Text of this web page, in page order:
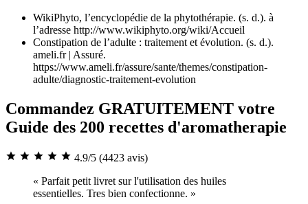
WikiPhyto, l’encyclopédie de la phytothérapie. (s. d.). à
l’adresse http://www.wikiphyto.org/wiki/Accueil
Constipation de l’adulte : traitement et évolution. (s. d.).
ameli.fr | Assuré.
https://www.ameli.fr/assure/sante/themes/constipation-
adulte/diagnostic-traitement-evolution
Commandez GRATUITEMENT votre
Guide des 200 recettes d'aromatherapie
4.9/5 (4423 avis)
« Parfait petit livret sur l'utilisation des huiles
essentielles. Tres bien confectionne. »